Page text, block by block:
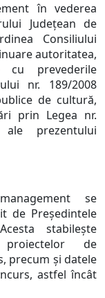
în vederea
Judeţean de
Consiliului
autoritatea,
cu prevederile
nr. 189/2008
de cultură,
prin Legea nr.
prezentului
se
de Preşedintele
stabileşte
de
precum şi datele
astfel încât